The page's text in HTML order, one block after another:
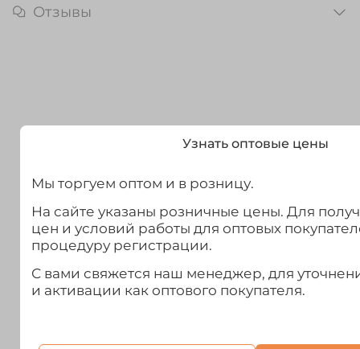
Отзывы
Узнать оптовые цены
Мы торгуем оптом и в розницу.
На сайте указаны розничные цены. Для
цен и условий работы для оптовых
процедуру регистрации.
С вами свяжется наш менеджер, для
и активации как оптового покупателя.